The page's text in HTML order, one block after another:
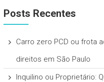
Posts Recentes
Carro zero PCD ou frota
direitos em São Paulo
Inquilino ou Proprietário: